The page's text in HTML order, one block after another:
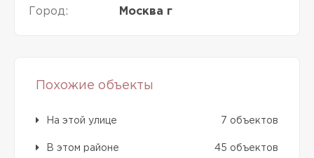
Город: Москва г
Похожие объекты
На этой улице 7 объектов
В этом районе 45 объектов